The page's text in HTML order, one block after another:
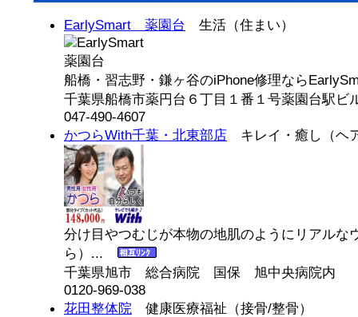
EarlySmart 薬園台 生活（住まい）
船橋・習志野・鎌ヶ谷のiPhone修理なら
千葉県船橋市薬円台６丁目１番１号薬園台駅ビ
047-490-4607
かつらWith千葉・北東部店 キレイ・癒し（ヘ
分け目やつむじが本物の地肌のようにリアルな
ら）...
千葉県旭市 総合病院 国保 旭中央病院内
0120-969-038
花田整体院 健康医療福祉（接骨/整骨）